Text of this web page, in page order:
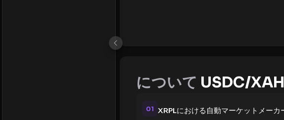
について USDC/
01 XRPLにおける自動マーケットメーカ